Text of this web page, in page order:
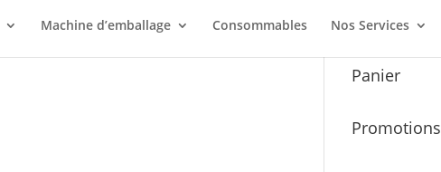
Machine d’emballage Consommables Nos Services
Panier
Promotions